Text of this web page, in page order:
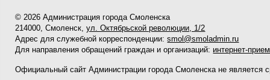
© 2026 Администрация города Смоленска
214000, Смоленск,ул. Октябрьской революции, 1/2
Адрес для служебной корреспонденции:smol@smoladmin.ru
Для направления обращений граждан и организаций: интернет-
Официальный сайт Администрации города Смоленска не является